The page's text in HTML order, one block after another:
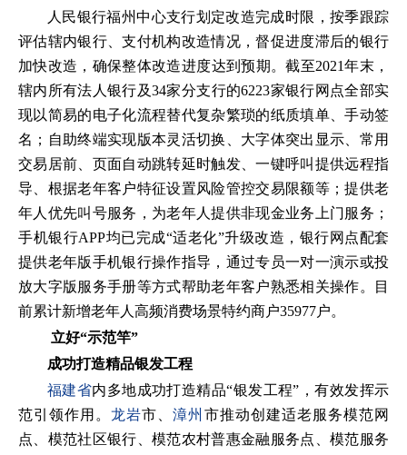
人民银行福州中心支行划定改造完成时限，按季跟踪
评估辖内银行、支付机构改造情况，督促进度滞后的银行
加快改造，确保整体改造进度达到预期。截至2021年末，
辖内所有法人银行及34家分支行的6223家银行网点全部实
现以简易的电子化流程替代复杂繁琐的纸质填单、手动签
名；自助终端实现版本灵活切换、大字体突出显示、常用
交易居前、页面自动跳转延时触发、一键呼叫提供远程指
导、根据老年客户特征设置风险管控交易限额等；提供老
年人优先叫号服务，为老年人提供非现金业务上门服务；
手机银行APP均已完成“适老化”升级改造，银行网点配套
提供老年版手机银行操作指导，通过专员一对一演示或投
放大字版服务手册等方式帮助老年客户熟悉相关操作。目
前累计新增老年人高频消费场景特约商户35977户。
立好“示范竿”
成功打造精品银发工程
福建省内多地成功打造精品“银发工程”，有效发挥示
范引领作用。龙岩市、漳州 市推动创建适老服务模范网
点、模范社区银行、模范农村普惠金融服务点、模范服务